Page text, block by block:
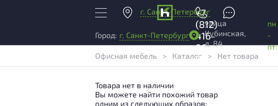
г. Санкт-Петербург
+7
(812)
416-
96-
99
Город: г. Санкт-Петербург
улица
Кубинская,
д. 84
пн
-
пт:
Офисная мебель > Каталог > Нет товара
Товара нет в наличии
Вы можете найти похожий товар
одним из следующих образов: